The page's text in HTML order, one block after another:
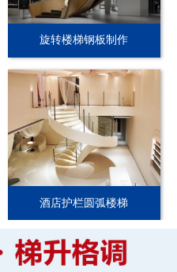
旋转楼梯钢板制作
酒店护栏圆弧楼梯